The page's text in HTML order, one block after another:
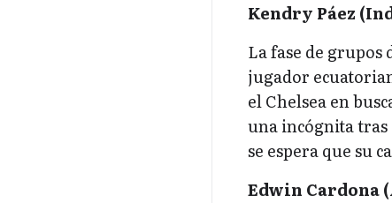
Kendry Páez
La fase de
jugador
el Chelsea en
una incógnita
se espera que su
Edwin Cardona